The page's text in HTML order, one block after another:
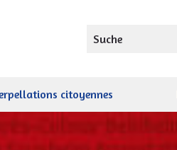
Suche
citoyennes